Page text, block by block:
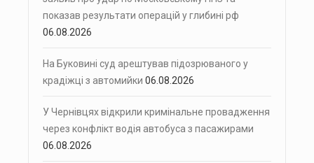
показав результати операцій у глибині рф
06.08.2026
На Буковині суд арештував підозрюваного у
крадіжці з автомийки 06.08.2026
У Чернівцях відкрили кримінальне провадження
через конфлікт водія автобуса з пасажирами
06.08.2026